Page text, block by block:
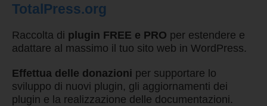
TotalPress.org
Raccolta di plugin FREE e PRO per estendere e
adattare al massimo il tuo sito web in WordPress.
Effettua delle donazioni per supportare lo
sviluppo di nuovi plugin, gli aggiornamenti dei
plugin e la realizzazione delle documentazioni.